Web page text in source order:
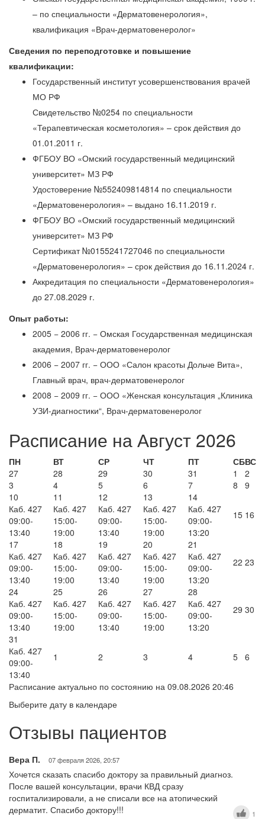
– по специальности «Дерматовенерология»,
квалификация «Врач-дерматовенеролог»
Сведения по переподготовке и повышение
квалификации:
Государственный институт усовершенствования врачей
МО РФ
Свидетельство №0254 по специальности
«Терапевтическая косметология» – срок действия до
01.01.2011 г.
ФГБОУ ВО «Омский государственный медицинский
университет» МЗ РФ
Удостоверение №552409814814 по специальности
«Дерматовенерология» – выдано 16.11.2019 г.
ФГБОУ ВО «Омский государственный медицинский
университет» МЗ РФ
Сертификат №0155241727046 по специальности
«Дерматовенерология» – срок действия до 16.11.2024 г.
Аккредитация по специальности «Дерматовенерология»
до 27.08.2029 г.
Опыт работы:
2005 − 2006 гг. − Омская Государственная медицинская
академия, Врач-дерматовенеролог
2006 − 2007 гг. − ООО «Салон красоты Дольче Вита»,
Главный врач, врач-дерматовенеролог
2008 − 2009 гг. − ООО «Женская консультация „Клиника
УЗИ-диагностики“, Врач-дерматовенеролог
Расписание на Август 2026
ПН ВТ СР ЧТ ПТ СБВС
27
28 29 30 31 1
2
3
4 5 6 7 8
9
10
Каб. 427
09:00-
13:40
11
Каб. 427
15:00-
19:00
12
Каб. 427
09:00-
13:40
13
Каб. 427
15:00-
19:00
14
Каб. 427
09:00-
13:20
15 16
17
Каб. 427
09:00-
13:40
18
Каб. 427
15:00-
19:00
19
Каб. 427
09:00-
13:40
20
Каб. 427
15:00-
19:00
21
Каб. 427
09:00-
13:20
22 23
24
Каб. 427
09:00-
13:40
25
Каб. 427
15:00-
19:00
26
Каб. 427
09:00-
13:40
27
Каб. 427
15:00-
19:00
28
Каб. 427
09:00-
13:20
29 30
31
Каб. 427
09:00-
13:40
1 2 3 4 5 6
Расписание актуально по состоянию на 09.08.2026 20:46
Выберите дату в календаре
Отзывы пациентов
Вера П. 07 февраля 2026, 20:57
Хочется сказать спасибо доктору за правильный диагноз.
После вашей консультации, врачи КВД сразу
госпитализировали, а не списали все на атопический
дерматит. Спасибо доктору!!!
1